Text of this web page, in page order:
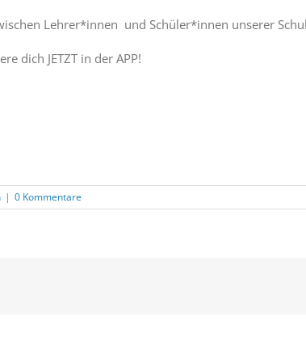
Lehrer*innen und Schüler*innen unserer
dich JETZT in der APP!
| 0 Kommentare